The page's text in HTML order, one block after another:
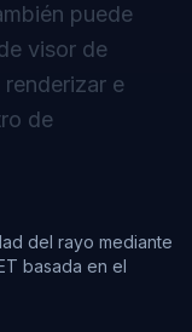
puede
visor de
e
de
del rayo mediante
basada en el